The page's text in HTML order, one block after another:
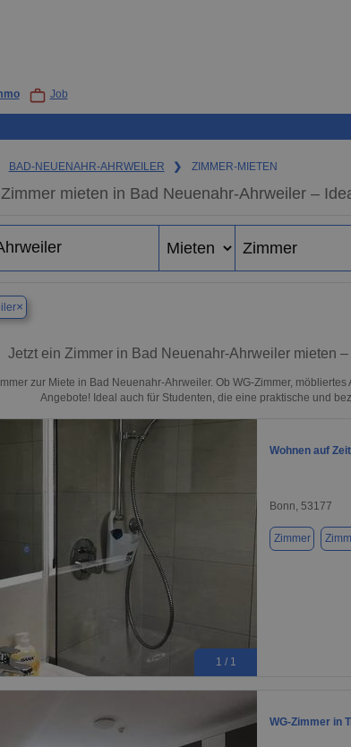
Job
BAD-NEUENAHR-AHRWEILER ❯ ZIMMER-MIETEN
Zimmer mieten in Bad Neuenahr-Ahrweiler –
×
Jetzt ein Zimmer in Bad Neuenahr-Ahrweiler mieten
zur Miete in Bad Neuenahr-Ahrweiler. Ob WG-Zimmer,
Angebote! Ideal auch für Studenten, die eine praktische und
1 / 1
Wohnen auf
Bonn, 53177
Zimmer
WG-Zimmer in